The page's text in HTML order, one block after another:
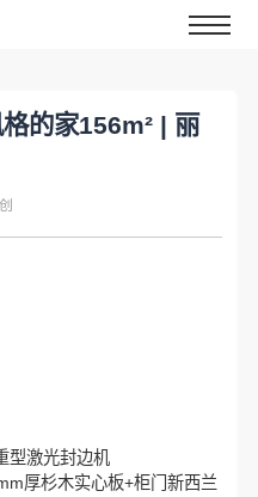
的家156m² | 丽
型激光封边机
厚杉木实心板+柜门新西兰